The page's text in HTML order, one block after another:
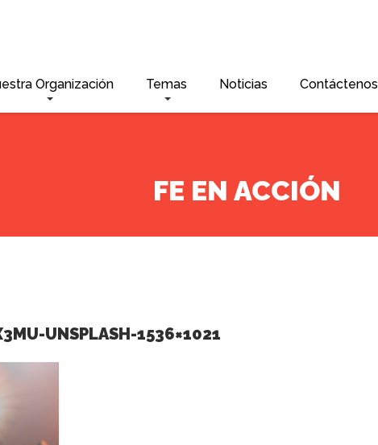
Organización Temas Noticias Contáctenos
FE EN ACCIÓN
UNSPLASH-1536×1021